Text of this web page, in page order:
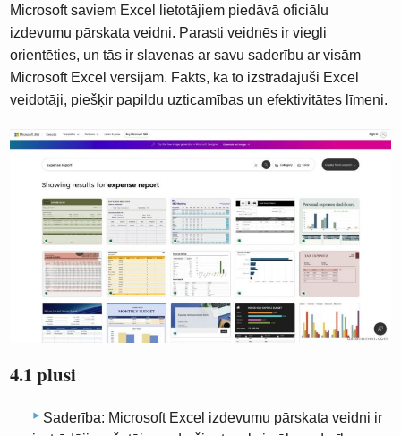
Microsoft saviem Excel lietotājiem piedāvā oficiālu
izdevumu pārskata veidni. Parasti veidnēs ir viegli
orientēties, un tās ir slavenas ar savu saderību ar visām
Microsoft Excel versijām. Fakts, ka to izstrādājuši Excel
veidotāji, piešķir papildu uzticamības un efektivitātes līmeni.
4.1 plusi
Saderība: Microsoft Excel izdevumu pārskata veidni ir